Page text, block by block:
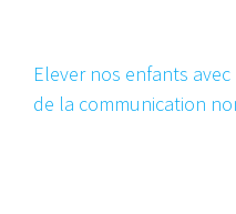
Elever nos enfants
de la communication